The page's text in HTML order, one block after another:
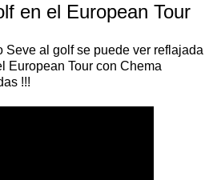
en el European Tour
Seve al golf se puede ver reflajada
European Tour con Chema
!!!